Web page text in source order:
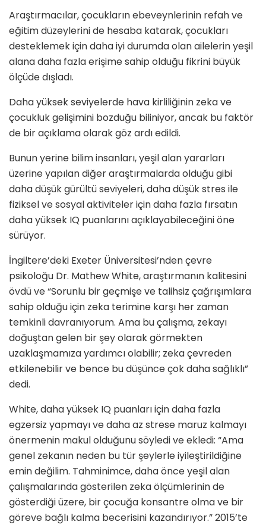
Araştırmacılar, çocukların ebeveynlerinin refah ve
eğitim düzeylerini de hesaba katarak, çocukları
desteklemek için daha iyi durumda olan ailelerin yeşil
alana daha fazla erişime sahip olduğu fikrini büyük
ölçüde dışladı.
Daha yüksek seviyelerde hava kirliliğinin zeka ve
çocukluk gelişimini bozduğu biliniyor, ancak bu faktör
de bir açıklama olarak göz ardı edildi.
Bunun yerine bilim insanları, yeşil alan yararları
üzerine yapılan diğer araştırmalarda olduğu gibi
daha düşük gürültü seviyeleri, daha düşük stres ile
fiziksel ve sosyal aktiviteler için daha fazla fırsatın
daha yüksek IQ puanlarını açıklayabileceğini öne
sürüyor.
İngiltere’deki Exeter Üniversitesi’nden çevre
psikoloğu Dr. Mathew White, araştırmanın kalitesini
övdü ve “Sorunlu bir geçmişe ve talihsiz çağrışımlara
sahip olduğu için zeka terimine karşı her zaman
temkinli davranıyorum. Ama bu çalışma, zekayı
doğuştan gelen bir şey olarak görmekten
uzaklaşmamıza yardımcı olabilir; zeka çevreden
etkilenebilir ve bence bu düşünce çok daha sağlıklı”
dedi.
White, daha yüksek IQ puanları için daha fazla
egzersiz yapmayı ve daha az strese maruz kalmayı
önermenin makul olduğunu söyledi ve ekledi: “Ama
genel zekanın neden bu tür şeylerle iyileştirildiğine
emin değilim. Tahminimce, daha önce yeşil alan
çalışmalarında gösterilen zeka ölçümlerinin de
gösterdiği üzere, bir çocuğa konsantre olma ve bir
göreve bağlı kalma becerisini kazandırıyor.” 2015’te